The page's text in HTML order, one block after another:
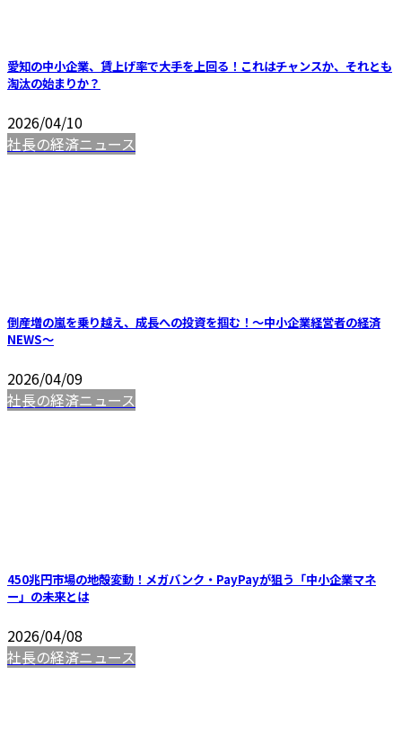
愛知の中小企業、賃上げ率で大手を上回る！これはチャンスか、それとも
淘汰の始まりか？
2026/04/10
社長の経済ニュース
倒産増の嵐を乗り越え、成長への投資を掴む！～中小企業経営者の経済
NEWS～
2026/04/09
社長の経済ニュース
450兆円市場の地殻変動！メガバンク・PayPayが狙う「中小企業マネ
ー」の未来とは
2026/04/08
社長の経済ニュース